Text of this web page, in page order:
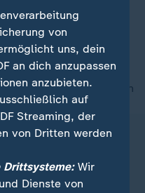
Quartier in den USA
vor.
nach oben
von
uns, dein
an dich anzupassen
anzubieten.
auf
Streaming, der
von Dritten werden
Drittsysteme:Wir
Dienste von